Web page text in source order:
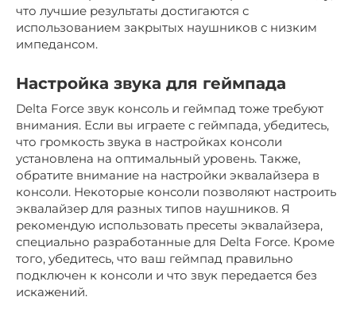
что лучшие результаты достигаются с
использованием закрытых наушников с низким
импедансом.
Настройка звука для геймпада
Delta Force звук консоль и геймпад тоже требуют
внимания. Если вы играете с геймпада, убедитесь,
что громкость звука в настройках консоли
установлена на оптимальный уровень. Также,
обратите внимание на настройки эквалайзера в
консоли. Некоторые консоли позволяют настроить
эквалайзер для разных типов наушников. Я
рекомендую использовать пресеты эквалайзера,
специально разработанные для Delta Force. Кроме
того, убедитесь, что ваш геймпад правильно
подключен к консоли и что звук передается без
искажений.